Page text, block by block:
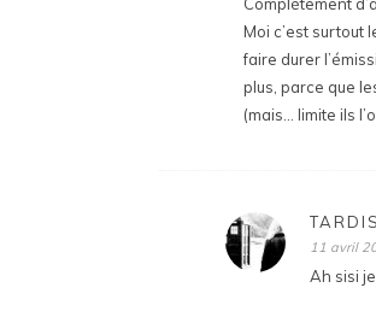
Moi c’est surtout
faire durer
plus, parce que
(mais… limite ils
11 avril
Ah sisi